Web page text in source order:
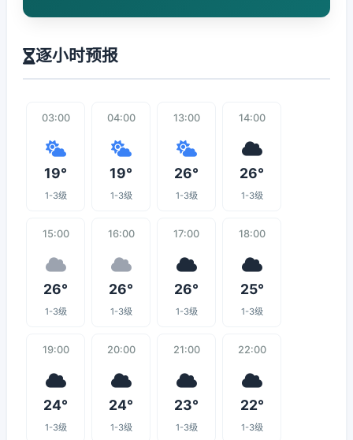
逐小时预报
03:00
19°
1-3级
04:00
19°
1-3级
13:00
26°
1-3级
14:00
26°
1-3级
15:00
26°
1-3级
16:00
26°
1-3级
17:00
26°
1-3级
18:00
25°
1-3级
19:00
24°
1-3级
20:00
24°
1-3级
21:00
23°
1-3级
22:00
22°
1-3级